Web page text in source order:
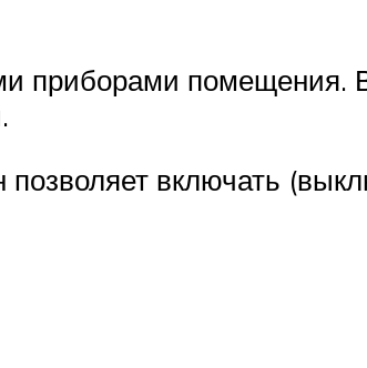
приборами помещения.
включать